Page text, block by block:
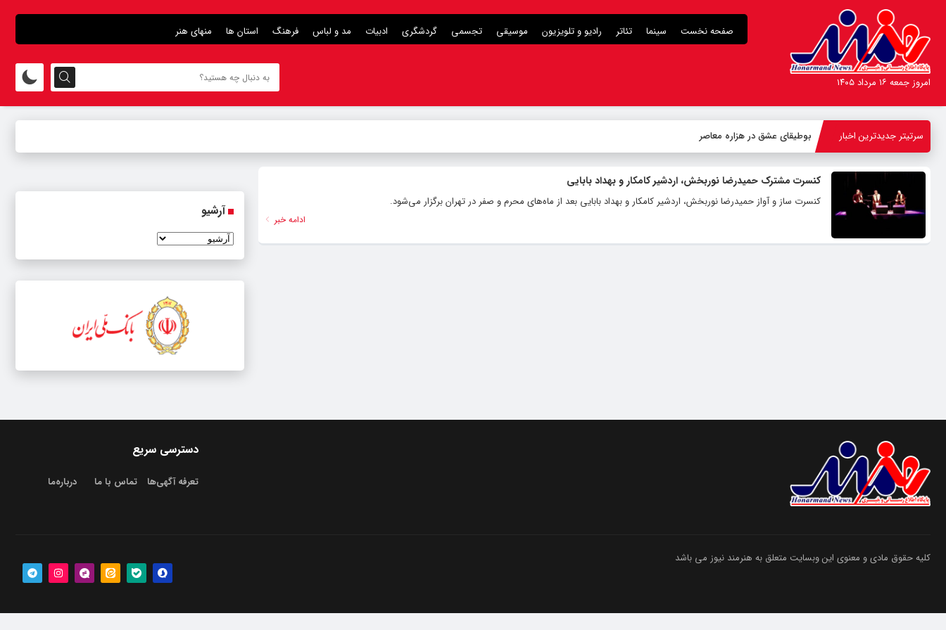
صفحه نخست سینما تئاتر رادیو و تلویزیون موسیقی تجسمی گردشگری ادبیات مد و لباس فرهنگ استان ها منهای هنر
امروز جمعه ۱۶ مرداد ۱۴۰۵
سرتیتر جدیدترین اخبار بوطیقای عشق در هزاره معاصر
کنسرت مشترک حمیدرضا نوربخش، اردشیر کامکار و بهداد بابایی
کنسرت ساز و آواز حمیدرضا نوربخش، اردشیر کامکار و بهداد بابایی بعد از ماه‌های محرم و صفر در تهران برگزار می‌شود.
ادامه خبر
آرشیو
دسترسی سریع
تعرفه آگهی‌ها تماس با ما درباره‌‌ما
کلیه حقوق مادی و معنوی این وبسایت متعلق به هنرمند نیوز می باشد